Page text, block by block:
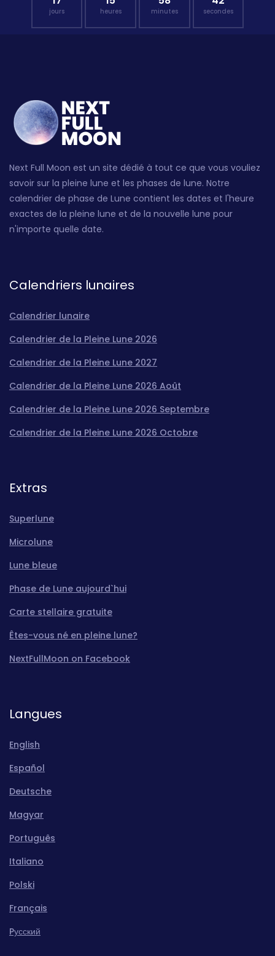
jours heures minutes secondes
Next Full Moon est un site dédié à tout ce que vous vouliez
savoir sur la pleine lune et les phases de lune. Notre
calendrier de phase de Lune contient les dates et l'heure
exactes de la pleine lune et de la nouvelle lune pour
n'importe quelle date.
Calendriers lunaires
Calendrier lunaire
Calendrier de la Pleine Lune 2026
Calendrier de la Pleine Lune 2027
Calendrier de la Pleine Lune 2026 Août
Calendrier de la Pleine Lune 2026 Septembre
Calendrier de la Pleine Lune 2026 Octobre
Extras
Superlune
Microlune
Lune bleue
Phase de Lune aujourd`hui
Carte stellaire gratuite
Êtes-vous né en pleine lune?
NextFullMoon on Facebook
Langues
English
Español
Deutsche
Magyar
Português
Italiano
Polski
Français
Pусский